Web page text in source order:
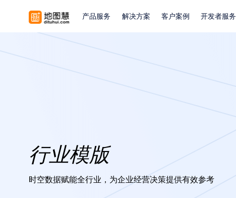
产品服务 解决方案 客户案例 开发者服务
行业模版
时空数据赋能全行业，为企业经营决策提供有效参考